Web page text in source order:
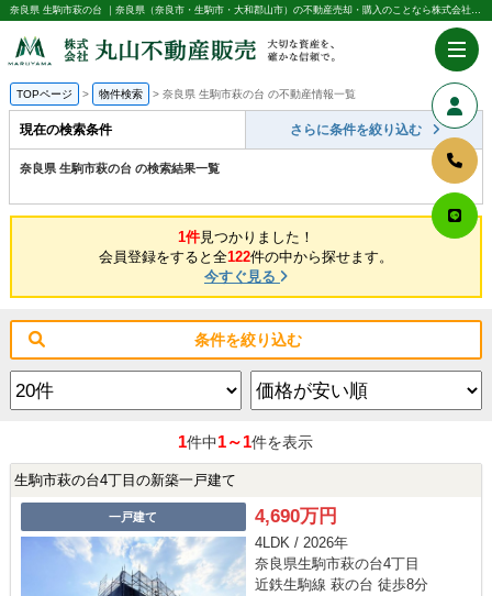
奈良県 生駒市萩の台 ｜奈良県（奈良市・生駒市・大和郡山市）の不動産売却・購入のことなら株式会社丸山不動産販売
TOPページ 物件検索 奈良県 生駒市萩の台 の不動産情報一覧
現在の検索条件 さらに条件を絞り込む
奈良県 生駒市萩の台 の検索結果一覧
1件見つかりました！
会員登録をすると全122件の中から探せます。
今すぐ見る
条件を絞り込む
1件中1～1件を表示
生駒市萩の台4丁目の新築一戸建て
一戸建て 4,690万円
4LDK / 2026年
奈良県生駒市萩の台4丁目
近鉄生駒線 萩の台 徒歩8分